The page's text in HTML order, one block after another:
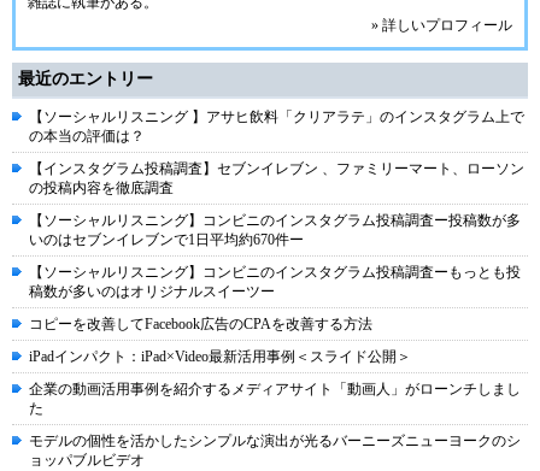
» 詳しいプロフィール
最近のエントリー
【ソーシャルリスニング 】アサヒ飲料「クリアラテ」のインスタグラム上で
の本当の評価は？
【インスタグラム投稿調査】セブンイレブン 、ファミリーマート、ローソン
の投稿内容を徹底調査
【ソーシャルリスニング】コンビニのインスタグラム投稿調査ー投稿数が多
いのはセブンイレブンで1日平均約670件ー
【ソーシャルリスニング】コンビニのインスタグラム投稿調査ーもっとも投
稿数が多いのはオリジナルスイーツー
コピーを改善してFacebook広告のCPAを改善する方法
iPadインパクト：iPad×Video最新活用事例＜スライド公開＞
企業の動画活用事例を紹介するメディアサイト「動画人」がローンチしまし
た
モデルの個性を活かしたシンプルな演出が光るバーニーズニューヨークのシ
ョッパブルビデオ